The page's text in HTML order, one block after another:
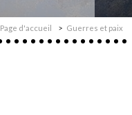
Page d'accueil Guerres et paix